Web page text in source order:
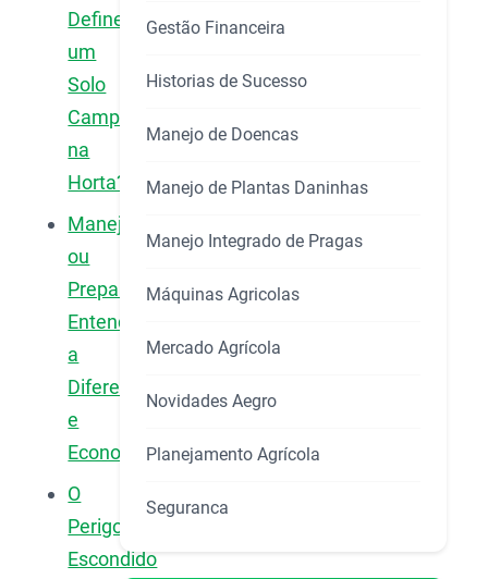
Define
um
Solo
Campeão
na
Horta?
Manejo
ou
Preparo:
Entenda
a
Diferença
e
Economize
O
Perigo
Escondido
Gestão Financeira
Historias de Sucesso
Manejo de Doencas
Manejo de Plantas Daninhas
Manejo Integrado de Pragas
Máquinas Agricolas
Mercado Agrícola
Novidades Aegro
Planejamento Agrícola
Seguranca